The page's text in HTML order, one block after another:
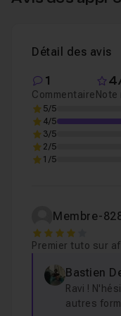
Détail des avis
1
Commentaire Note
5/5
4/5
3/5
2/5
1/5
Membre-
4
Premier tuto sur
Bastien
Ravi !
autres